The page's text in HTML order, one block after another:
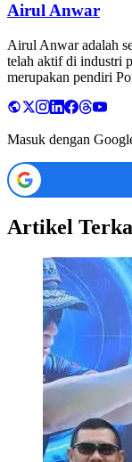
Airul Anwar
Airul Anwar adalah
telah aktif di industri
merupakan pendiri
Masuk dengan
Artikel